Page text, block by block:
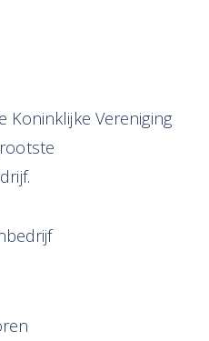
Koninklijke Vereniging